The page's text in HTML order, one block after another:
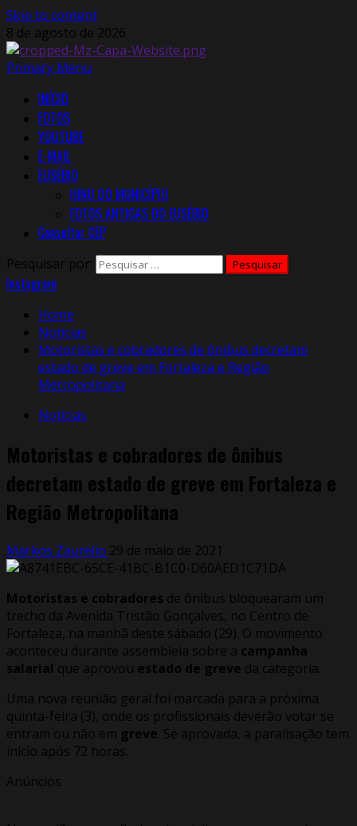
Skip to content
8 de agosto de 2026
Primary Menu
INÍCIO
FOTOS
YOUTUBE
E-MAIL
EUSÉBIO
HINO DO MUNICÍPIO
FOTOS ANTIGAS DO EUSÉBIO
Consultar CEP
Pesquisar por:
Instagram
Home
Notícias
Motoristas e cobradores de ônibus decretam
estado de greve em Fortaleza e Região
Metropolitana
Notícias
Motoristas e cobradores de ônibus
decretam estado de greve em Fortaleza e
Região Metropolitana
Markos Zaurelio 29 de maio de 2021
Motoristas e cobradores de ônibus bloquearam um
trecho da Avenida Tristão Gonçalves, no Centro de
Fortaleza, na manhã deste sábado (29). O movimento
aconteceu durante assembleia sobre a campanha
salarial que aprovou estado de greve da categoria.
Uma nova reunião geral foi marcada para a próxima
quinta-feira (3), onde os profissionais deverão votar se
entram ou não em greve. Se aprovada, a paralisação tem
início após 72 horas.
Anúncios